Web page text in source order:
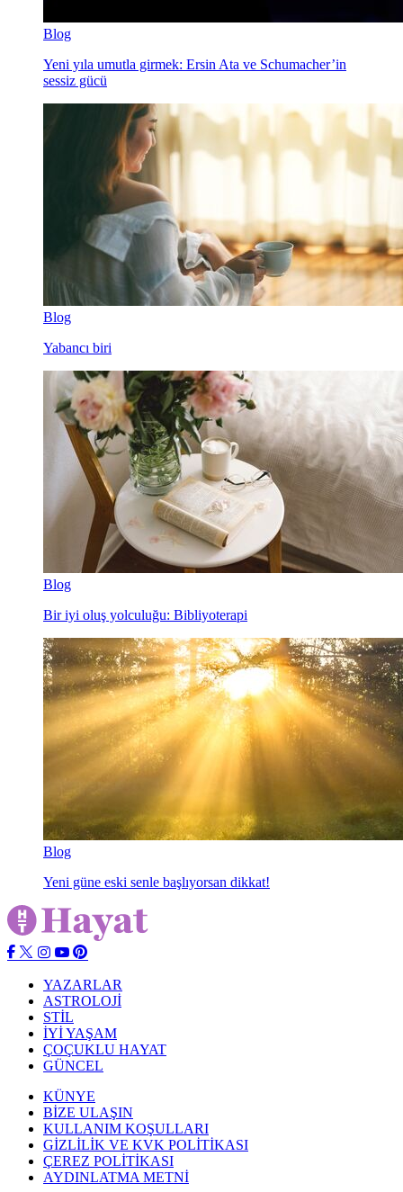
Blog
Yeni yıla umutla girmek: Ersin Ata ve Schumacher’in
sessiz gücü
Blog
Yabancı biri
Blog
Bir iyi oluş yolculuğu: Bibliyoterapi
Blog
Yeni güne eski senle başlıyorsan dikkat!
YAZARLAR
ASTROLOJİ
STİL
İYİ YAŞAM
ÇOÇUKLU HAYAT
GÜNCEL
KÜNYE
BİZE ULAŞIN
KULLANIM KOŞULLARI
GİZLİLİK VE KVK POLİTİKASI
ÇEREZ POLİTİKASI
AYDINLATMA METNİ